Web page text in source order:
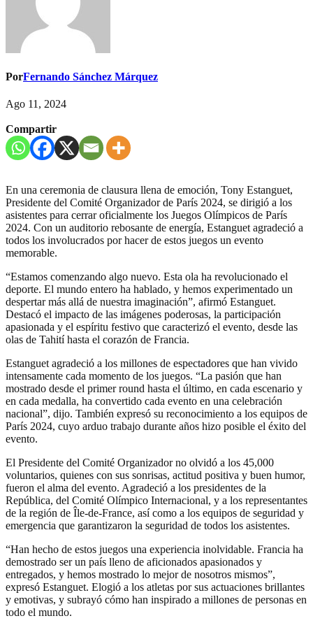
PorFernando Sánchez Márquez
Ago 11, 2024
Compartir
En una ceremonia de clausura llena de emoción, Tony Estanguet,
Presidente del Comité Organizador de París 2024, se dirigió a los
asistentes para cerrar oficialmente los Juegos Olímpicos de París
2024. Con un auditorio rebosante de energía, Estanguet agradeció a
todos los involucrados por hacer de estos juegos un evento
memorable.
“Estamos comenzando algo nuevo. Esta ola ha revolucionado el
deporte. El mundo entero ha hablado, y hemos experimentado un
despertar más allá de nuestra imaginación”, afirmó Estanguet.
Destacó el impacto de las imágenes poderosas, la participación
apasionada y el espíritu festivo que caracterizó el evento, desde las
olas de Tahití hasta el corazón de Francia.
Estanguet agradeció a los millones de espectadores que han vivido
intensamente cada momento de los juegos. “La pasión que han
mostrado desde el primer round hasta el último, en cada escenario y
en cada medalla, ha convertido cada evento en una celebración
nacional”, dijo. También expresó su reconocimiento a los equipos de
París 2024, cuyo arduo trabajo durante años hizo posible el éxito del
evento.
El Presidente del Comité Organizador no olvidó a los 45,000
voluntarios, quienes con sus sonrisas, actitud positiva y buen humor,
fueron el alma del evento. Agradeció a los presidentes de la
República, del Comité Olímpico Internacional, y a los representantes
de la región de Île-de-France, así como a los equipos de seguridad y
emergencia que garantizaron la seguridad de todos los asistentes.
“Han hecho de estos juegos una experiencia inolvidable. Francia ha
demostrado ser un país lleno de aficionados apasionados y
entregados, y hemos mostrado lo mejor de nosotros mismos”,
expresó Estanguet. Elogió a los atletas por sus actuaciones brillantes
y emotivas, y subrayó cómo han inspirado a millones de personas en
todo el mundo.